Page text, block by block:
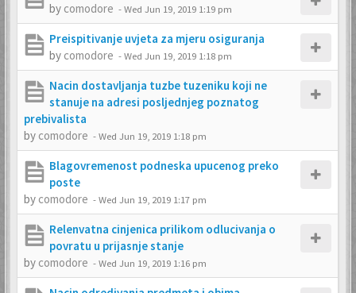
by comodore -Wed Jun 19, 2019 1:19 pm
Preispitivanje uvjeta za mjeru osiguranja
by comodore -Wed Jun 19, 2019 1:18 pm
Nacin dostavljanja tuzbe tuzeniku koji ne
stanuje na adresi posljednjeg poznatog
prebivalista
by comodore -Wed Jun 19, 2019 1:18 pm
Blagovremenost podneska upucenog preko
poste
by comodore -Wed Jun 19, 2019 1:17 pm
Relenvatna cinjenica prilikom odlucivanja o
povratu u prijasnje stanje
by comodore -Wed Jun 19, 2019 1:16 pm